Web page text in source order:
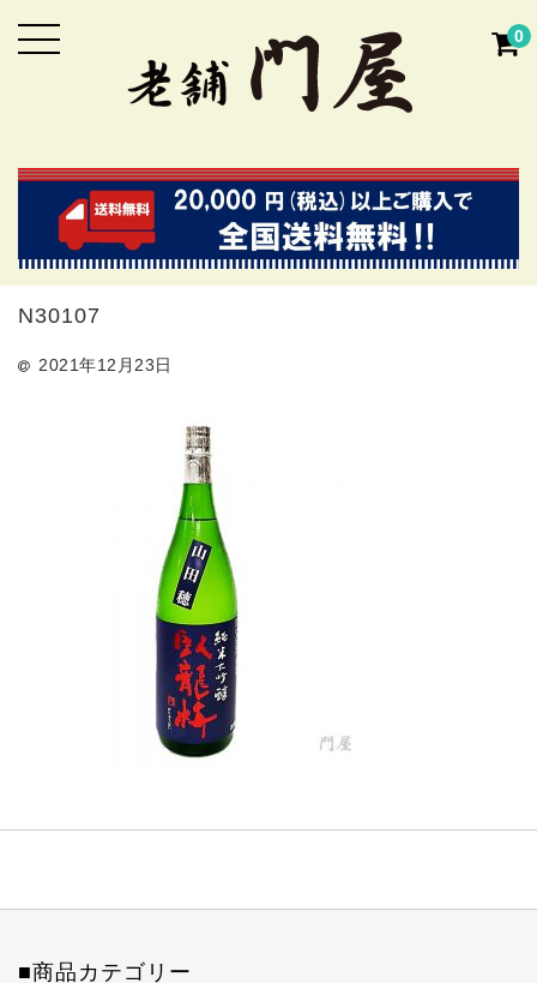
0
N30107
2021年12月23日
■商品カテゴリー